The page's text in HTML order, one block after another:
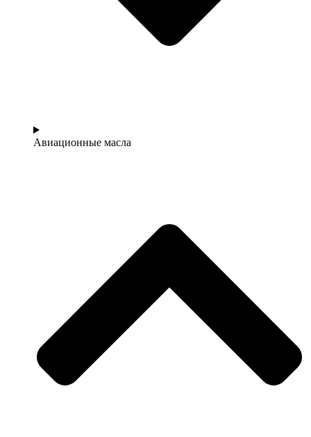
Авиационные масла